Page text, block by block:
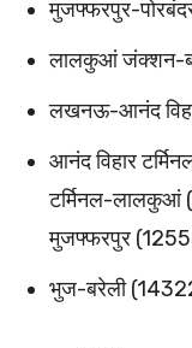
मुजफ्फरपुर-
लालकुआं जंक्शन-
लखनऊ-आनंद
आनंद विहार
टर्मिनल-लालकुआं
मुजफ्फरपुर
भुज-बरेली